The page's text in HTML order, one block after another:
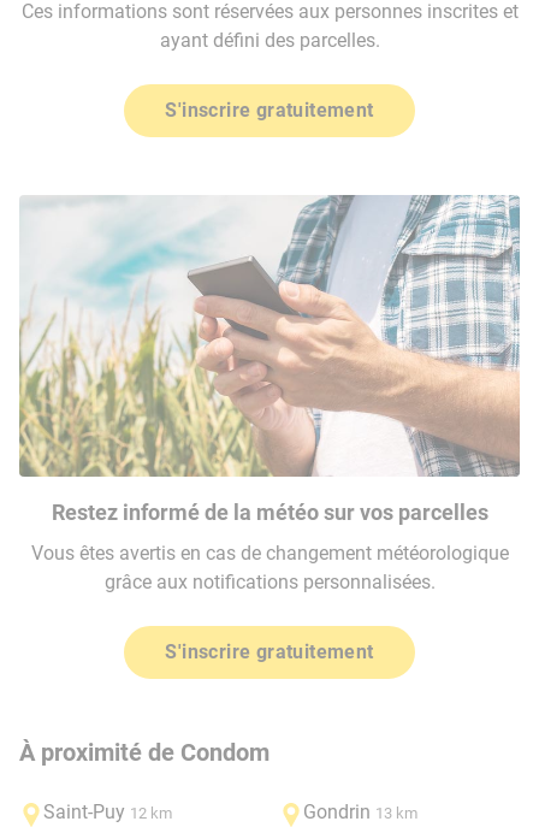
Ces informations sont réservées aux personnes inscrites et
ayant défini des parcelles.
S'inscrire gratuitement
Restez informé de la météo sur vos parcelles
Vous êtes avertis en cas de changement météorologique
grâce aux notifications personnalisées.
S'inscrire gratuitement
À proximité de Condom
Saint-Puy 12 km Gondrin 13 km